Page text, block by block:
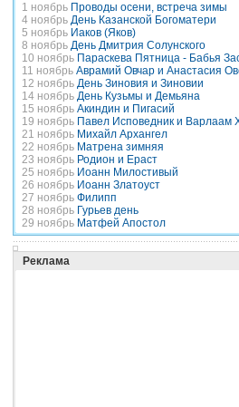
1 ноябрь Проводы осени, встреча зимы
4 ноябрь День Казанской Богоматери
5 ноябрь Иаков (Яков)
8 ноябрь День Дмитрия Солунского
10 ноябрь Параскева Пятница - Бабья
11 ноябрь Аврамий Овчар и Анастасия
12 ноябрь День Зиновия и Зиновии
14 ноябрь День Кузьмы и Демьяна
15 ноябрь Акиндин и Пигасий
19 ноябрь Павел Исповедник и Варлаам
21 ноябрь Михайл Архангел
22 ноябрь Матрена зимняя
23 ноябрь Родион и Ераст
25 ноябрь Иоанн Милостивый
26 ноябрь Иоанн Златоуст
27 ноябрь Филипп
28 ноябрь Гурьев день
29 ноябрь Матфей Апостол
Реклама